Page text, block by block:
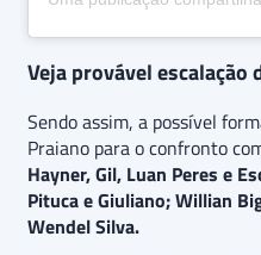
Veja provável escalação
Sendo assim, a possível
Praiano para o confronto
Hayner, Gil, Luan Peres e
Pituca e Giuliano; Willian
Wendel Silva.